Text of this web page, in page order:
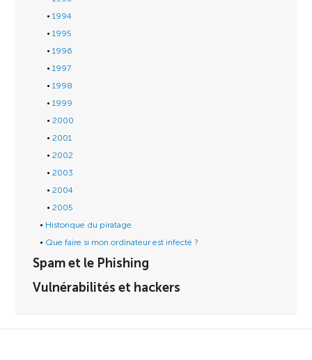
1994
1995
1996
1997
1998
1999
2000
2001
2002
2003
2004
2005
Historique du piratage
Que faire si mon ordinateur est infecté ?
Spam et le Phishing
Vulnérabilités et hackers